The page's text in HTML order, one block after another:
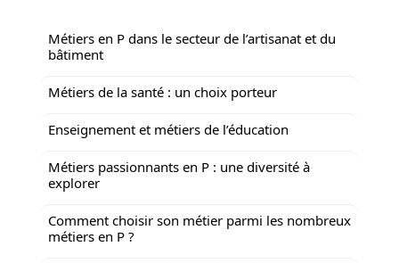
Métiers en P dans le secteur de l’artisanat et du
bâtiment
Métiers de la santé : un choix porteur
Enseignement et métiers de l’éducation
Métiers passionnants en P : une diversité à
explorer
Comment choisir son métier parmi les nombreux
métiers en P ?